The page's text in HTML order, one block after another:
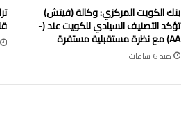
بنك الكويت المركزي: وكالة (فيتش)
تؤكد التصنيف السيادي للكويت عند (-
AA) مع نظرة مستقبلية مستقرة
منذ 6 ساعات